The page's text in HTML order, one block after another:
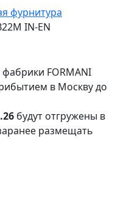
фурнитура
IN-EN
FORMANI
в Москву до
будут отгружены в
размещать